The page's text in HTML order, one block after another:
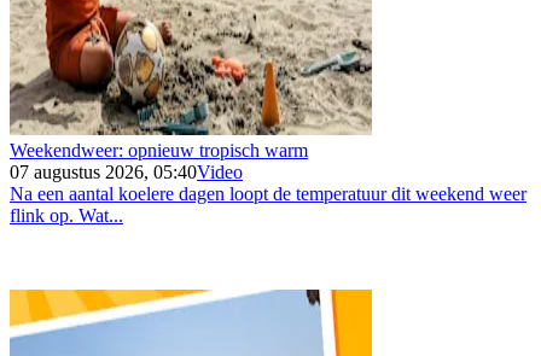
Weekendweer: opnieuw tropisch warm
07 augustus 2026, 05:40Video
Na een aantal koelere dagen loopt de temperatuur dit weekend weer
flink op. Wat...